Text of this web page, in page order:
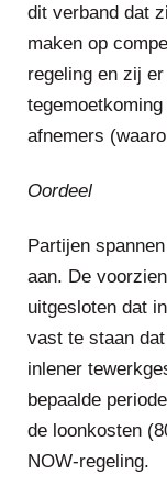
dit verband dat
maken op
regeling en zij
afnemers
Oordeel
Partijen
aan. De
uitgesloten dat
vast te staan
inlener
bepaalde
de loonkosten
NOW-regeling.